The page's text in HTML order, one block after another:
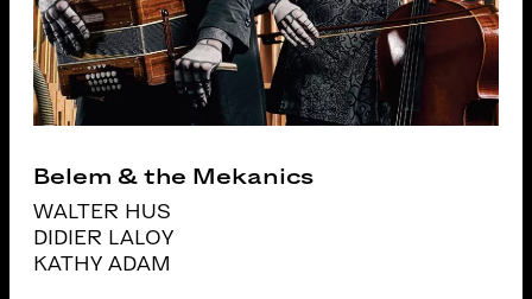
Belem & the Mekanics
WALTER HUS
DIDIER LALOY
KATHY ADAM